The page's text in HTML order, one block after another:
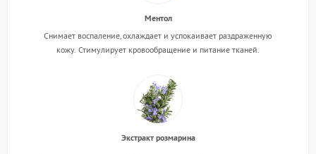
Ментол
Снимает воспаление, охлаждает и успокаивает раздраженную
кожу. Стимулирует кровообращение и питание тканей.
Экстракт розмарина